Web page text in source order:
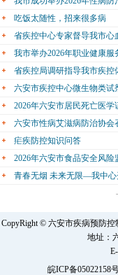
吃饭太随性，招来很多病
省疾控中心专家督导我市
我市举办2026年职业健康
省疾控局调研指导我市疾
六安市疾控中心微生物类试
2026年六安市居民死亡医
六安市性病艾滋病防治协
疟疾防控知识问答
2026年六安市食品安全风
青春无烟 未来无限—我中
CopyRight © 六安市疾病预防
地址：
皖ICP备05022158